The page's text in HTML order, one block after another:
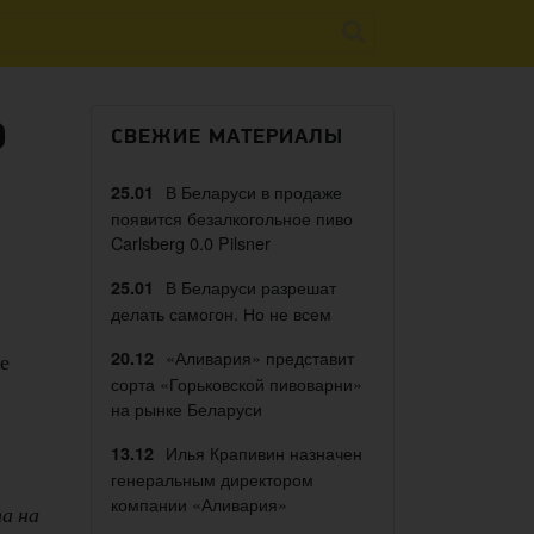
на
СВЕЖИЕ МАТЕРИАЛЫ
25.01
В Беларуси в продаже
появится безалкогольное пиво
Carlsberg 0.0 Pilsner
25.01
В Беларуси разрешат
делать самогон. Но не всем
20.12
«Аливария» представит
сорта «Горьковской пивоварни»
на рынке Беларуси
13.12 Илья Крапивин назначен
генеральным директором
компании «Аливария»